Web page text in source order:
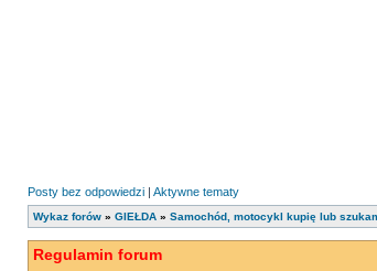
Posty bez odpowiedzi | Aktywne tematy
Wykaz forów » GIEŁDA » Samochód, motocykl kupię lub
Regulamin forum